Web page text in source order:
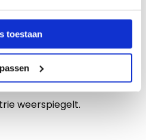
toestaan
en aangepaste
waarbij ook
worden ingezet. Dit
weerspiegelt.